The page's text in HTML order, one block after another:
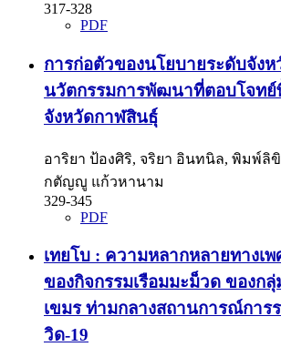
317-328
PDF
การก่อตัวของนโยบายระดับจังห
นวัตกรรมการพัฒนาที่ตอบโจท
จังหวัดกาฬสินธุ์
อาริยา ป้องศิริ, จริยา อินทนิล, พิมพ์ลิ
กตัญญู แก้วหานาม
329-345
PDF
เทยโบ : ความหลากหลายทางเ
ของกิจกรรมเรือมมะม็วด ของก
เขมร ท่ามกลางสถานการณ์การ
วิด-19